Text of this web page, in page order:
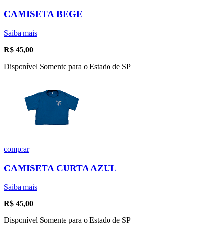
CAMISETA BEGE
Saiba mais
R$ 45,00
Disponível Somente para o Estado de SP
comprar
CAMISETA CURTA AZUL
Saiba mais
R$ 45,00
Disponível Somente para o Estado de SP